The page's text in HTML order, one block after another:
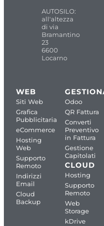
AUTOSILO:
all'altezza
di via
Bramantino
23
6600
Locarno
WEB
Siti Web
Grafica
Pubblicitaria
eCommerce
Hosting
Web
Supporto
Remoto
Indirizzi
Email
Cloud
Backup
Odoo
QR Fattura
Converti
Preventivo
in Fattura
Gestione
Capitolati
CLOUD
Hosting
Supporto
Remoto
Web
Storage
kDrive